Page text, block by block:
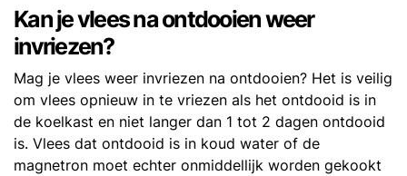
Kan je vlees na ontdooien weer
invriezen?
Mag je vlees weer invriezen na ontdooien? Het is veilig
om vlees opnieuw in te vriezen als het ontdooid is in
de koelkast en niet langer dan 1 tot 2 dagen ontdooid
is. Vlees dat ontdooid is in koud water of de
magnetron moet echter onmiddellijk worden gekookt